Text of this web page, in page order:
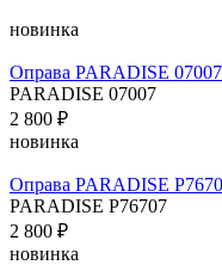
новинка
Оправа PARADISE 07007
PARADISE 07007
2 800 ₽
новинка
Оправа PARADISE
PARADISE P76707
2 800 ₽
новинка